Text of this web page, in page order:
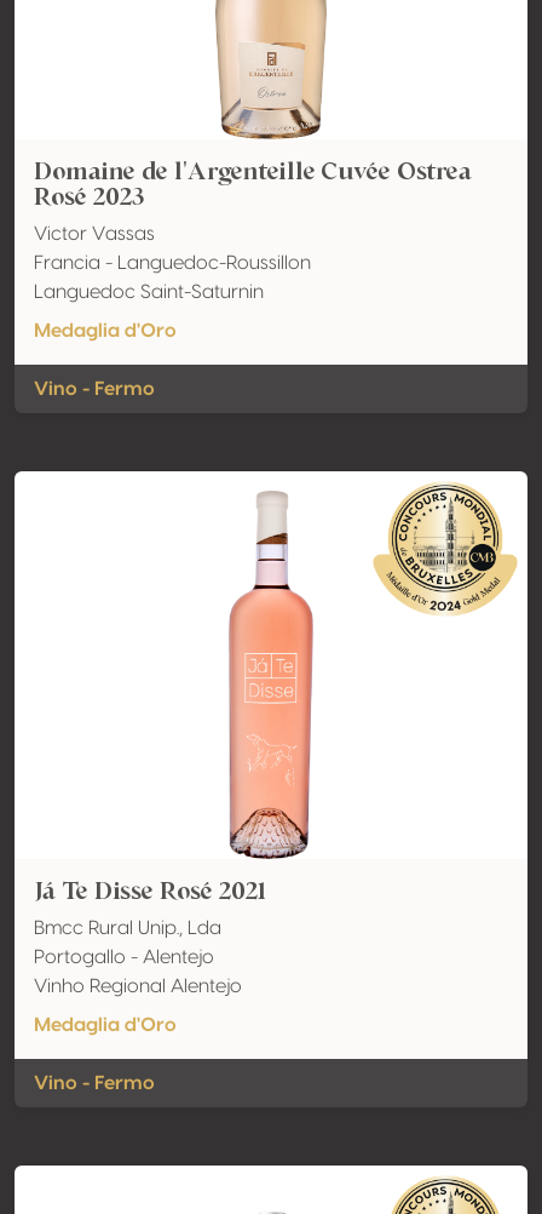
Domaine de l'Argenteille Cuvée Ostrea
Rosé 2023
Victor Vassas
Francia - Languedoc-Roussillon
Languedoc Saint-Saturnin
Medaglia d'Oro
Vino - Fermo
Já Te Disse Rosé 2021
Bmcc Rural Unip., Lda
Portogallo - Alentejo
Vinho Regional Alentejo
Medaglia d'Oro
Vino - Fermo